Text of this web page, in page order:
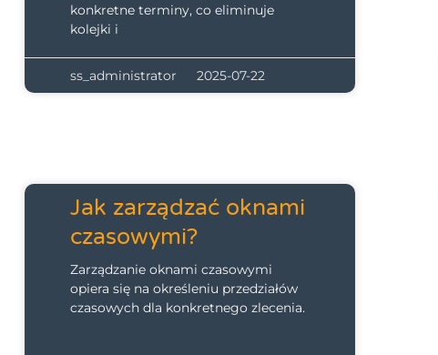
konkretne terminy, co eliminuje
kolejki i
ss_administrator 2025-07-22
Jak zarządzać oknami
czasowymi?
Zarządzanie oknami czasowymi
opiera się na określeniu przedziałów
czasowych dla konkretnego zlecenia.